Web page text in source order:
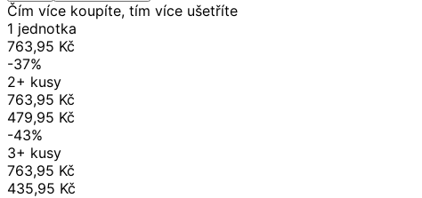
Čím více koupíte, tím více ušetříte
1 jednotka
763,95 Kč
-37%
2+ kusy
763,95 Kč
479,95 Kč
-43%
3+ kusy
763,95 Kč
435,95 Kč